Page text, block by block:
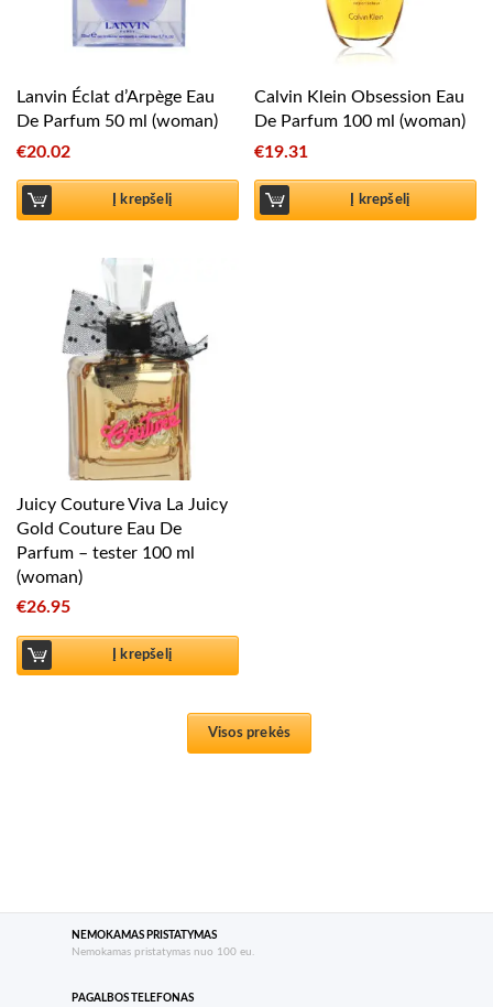
Lanvin Éclat d’Arpège Eau
De Parfum 50 ml (woman)
€20.02
Į krepšelį
Calvin Klein Obsession Eau
De Parfum 100 ml (woman)
€19.31
Į krepšelį
Juicy Couture Viva La Juicy
Gold Couture Eau De
Parfum – tester 100 ml
(woman)
€26.95
Į krepšelį
Visos prekės
NEMOKAMAS PRISTATYMAS
Nemokamas pristatymas nuo 100 eu.
PAGALBOS TELEFONAS